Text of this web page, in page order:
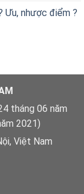
Ưu, nhược điểm ?
tháng 06 năm
2021)
Việt Nam